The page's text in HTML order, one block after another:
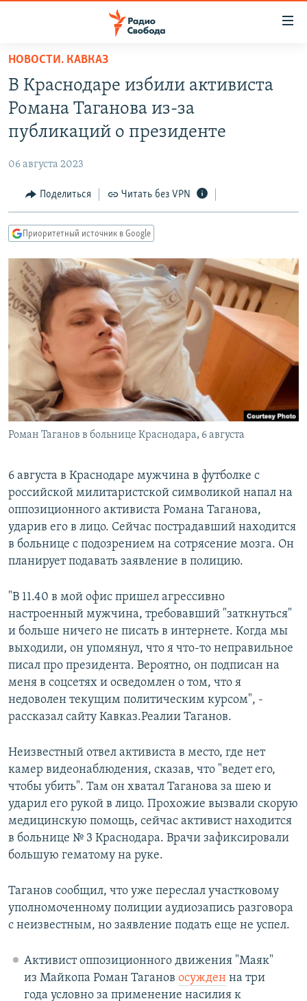
упрощенного
доступа
Вернуться
основному
Вернутся
Вернутся
поиску
ПОДКАСТЫ
АВТОРСКИЕ ПРОЕКТЫ
МНЕНИЯ
КУЛЬТУРА
КАВКАЗ.РЕАЛИИ
СЕВЕР.РЕАЛИИ
СИБИРЬ.РЕАЛИИ
РАСПИСАНИЕ ВЕЩАНИЯ
ПОДПИШИТЕСЬ НА РАССЫЛКУ
СОЦИАЛЬНЫЕ СЕТИ
Все сайты РСЕ/РС
НОВОСТИ. КАВКАЗ
В Краснодаре избили активиста
Романа Таганова из-за
публикаций о президенте
06 августа 2023
Поделиться Читать без VPN
Приоритетный источник в Google
Роман Таганов в больнице Краснодара, 6 августа
6 августа в Краснодаре мужчина в футболке с
российской милитаристской символикой напал на
оппозиционного активиста Романа Таганова,
ударив его в лицо. Сейчас пострадавший находится
в больнице с подозрением на сотрясение мозга. Он
планирует подавать заявление в полицию.
"В 11.40 в мой офис пришел агрессивно
настроенный мужчина, требовавший "заткнуться"
и больше ничего не писать в интернете. Когда мы
выходили, он упомянул, что я что-то неправильное
писал про президента. Вероятно, он подписан на
меня в соцсетях и осведомлен о том, что я
недоволен текущим политическим курсом", -
рассказал сайту Кавказ.Реалии Таганов.
Неизвестный отвел активиста в место, где нет
камер видеонаблюдения, сказав, что "ведет его,
чтобы убить". Там он хватал Таганова за шею и
ударил его рукой в лицо. Прохожие вызвали скорую
медицинскую помощь, сейчас активист находится
в больнице № 3 Краснодара. Врачи зафиксировали
большую гематому на руке.
Таганов сообщил, что уже переслал участковому
уполномоченному полиции аудиозапись разговора
с неизвестным, но заявление подать еще не успел.
Активист оппозиционного движения "Маяк"
из Майкопа Роман Таганов осужденна три
года условно за применение насилия к